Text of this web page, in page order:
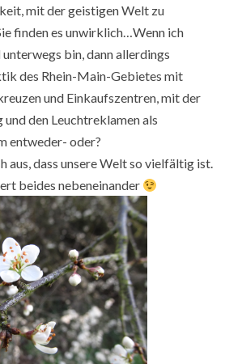
mit der geistigen Welt zu
finden es unwirklich…Wenn ich
bin, dann allerdings
des Rhein-Main-Gebietes mit
und Einkaufszentren, mit der
den Leuchtreklamen als
entweder- oder?
aus, dass unsere Welt so vielfältig ist.
beides nebeneinander